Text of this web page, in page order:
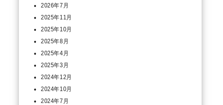
2026年7月
2025年11月
2025年10月
2025年8月
2025年4月
2025年3月
2024年12月
2024年10月
2024年7月